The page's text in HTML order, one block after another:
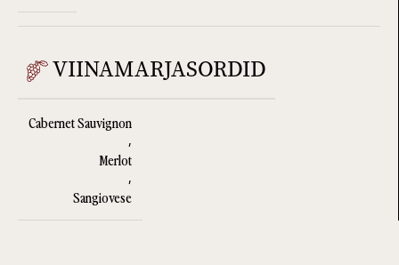
VIINAMARJASORDID
Cabernet Sauvignon
,
Merlot
,
Sangiovese